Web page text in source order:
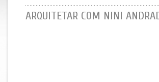
ARQUITETAR COM NINI